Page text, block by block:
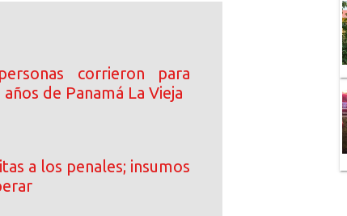
corrieron para
de Panamá La Vieja
a los penales; insumos